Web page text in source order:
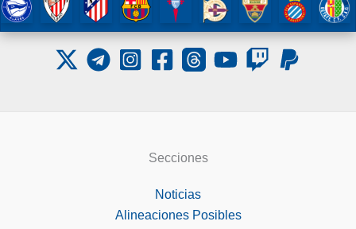
Secciones
Noticias
Alineaciones Posibles